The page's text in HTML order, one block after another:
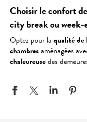
Choisir le confort
city break ou
Optez pour la qualité de
chambresaménagées
chaleureusedes